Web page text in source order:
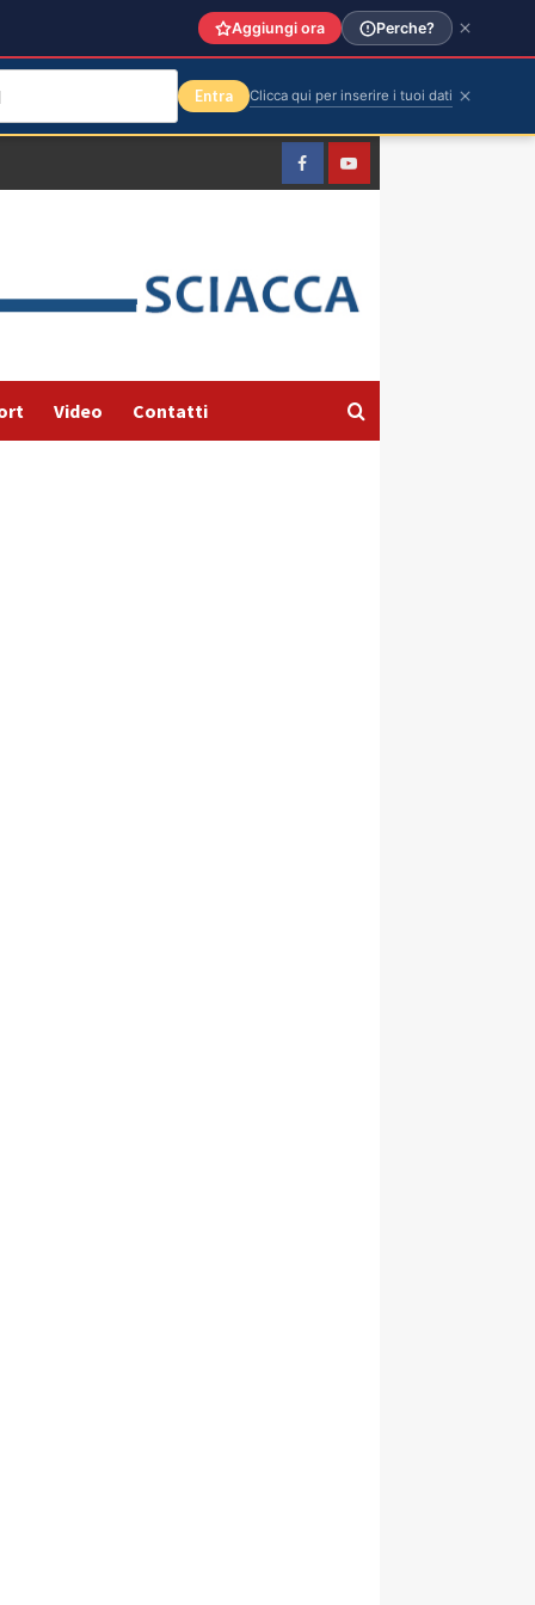
FacebookYountube
Video Contatti
Aggiungi ora Perche?
Entra Clicca qui per inserire i tuoi dati